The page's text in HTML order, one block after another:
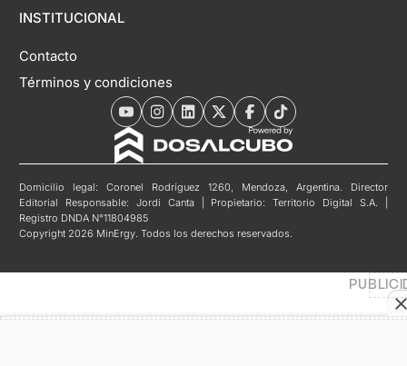
INSTITUCIONAL
Contacto
Términos y condiciones
Domicilio legal: Coronel Rodríguez 1260, Mendoza, Argentina. Director
Editorial Responsable: Jordi Canta | Propietario: Territorio Digital S.A. |
Registro DNDA N°11804985
Copyright 2026 MinErgy. Todos los derechos reservados.